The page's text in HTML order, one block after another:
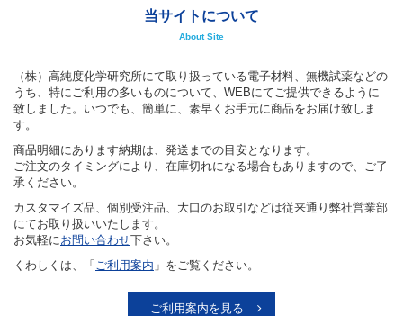
商品分類
化合物
形状詳細
アウトレット
化学教材・オリジナルグッズ
当サイトについて
About Site
（株）高純度化学研究所にて取り扱っている電子材料、無機試薬などの
うち、特にご利用の多いものについて、WEBにてご提供できるように
致しました。いつでも、簡単に、素早くお手元に商品をお届け致しま
す。
商品明細にあります納期は、発送までの目安となります。
ご注文のタイミングにより、在庫切れになる場合もありますので、ご了
承ください。
カスタマイズ品、個別受注品、大口のお取引などは従来通り弊社営業部
にてお取り扱いいたします。
お気軽にお問い合わせ下さい。
くわしくは、「 ご利用案内 」をご覧ください。
ご利用案内を見る